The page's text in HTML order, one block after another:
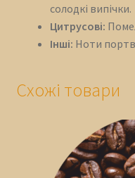
солодкі випічки.
Цитрусові:
Інші: Ноти
Схожі товари